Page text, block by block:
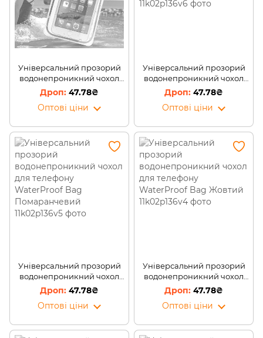
Універсальний прозорий
водонепроникний чохол
для телефону WaterProof
Bag Чорний
47.78₴
Оптові ціни
Універсальний прозорий
водонепроникний чохол
для телефону WaterProof
Bag Білий
47.78₴
Оптові ціни
Універсальний прозорий
водонепроникний чохол
для телефону WaterProof
Bag Помаранчевий
47.78₴
Оптові ціни
Універсальний прозорий
водонепроникний чохол
для телефону WaterProof
Bag Жовтий
47.78₴
Оптові ціни